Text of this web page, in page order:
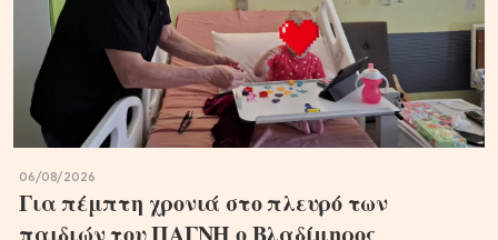
06/08/2026
Για πέμπτη χρονιά στο πλευρό των